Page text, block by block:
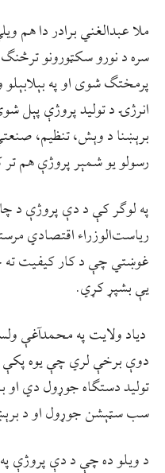
ملا عبدالغني برادر دا هم
سره د نورو سکټورونو
پرمختګ شوی او په
انرژۍ د تولید پروژې پېل
برېښنا د وېش، تنظیم،
رسولو یو شمېر پروژې هم
په لوګر کې د دې پروژې د
ریاست‌الوزراء اقتصادي
غوښتي چې د کار کیفیت ته
یې بشپړ کړي.
دیاد ولایت په محمدآغې
سب سټېشن جوړول او د